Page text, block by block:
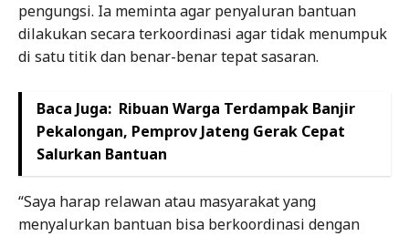
pengungsi. Ia meminta agar penyaluran bantuan
dilakukan secara terkoordinasi agar tidak menumpuk
di satu titik dan benar-benar tepat sasaran.
Baca Juga: Ribuan Warga Terdampak Banjir
Pekalongan, Pemprov Jateng Gerak Cepat
Salurkan Bantuan
“Saya harap relawan atau masyarakat yang
menyalurkan bantuan bisa berkoordinasi dengan